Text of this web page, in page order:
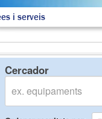
i serveis
Cercador